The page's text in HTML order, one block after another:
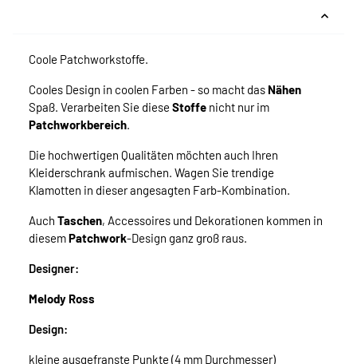
Coole Patchworkstoffe.
Cooles Design in coolen Farben - so macht das Nähen
Spaß. Verarbeiten Sie diese Stoffe nicht nur im
Patchworkbereich.
Die hochwertigen Qualitäten möchten auch Ihren
Kleiderschrank aufmischen. Wagen Sie trendige
Klamotten in dieser angesagten Farb-Kombination.
Auch Taschen, Accessoires und Dekorationen kommen in
diesemPatchwork-Design ganz groß raus.
Designer:
Melody Ross
Design:
kleine ausgefranste Punkte (4 mm Durchmesser)